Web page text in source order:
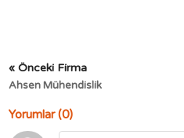
« Önceki Firma
Ahsen Mühendislik
Yorumlar (0)